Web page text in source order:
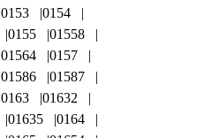
0153
0154
0155
01558
01564
0157
01586
01587
0163
01632
01635
0164